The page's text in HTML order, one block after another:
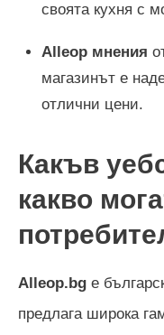
своята кухня с
Alleop мнения
магазинът е
отлични цени.
Какъв
какво
Alleop.bg е
предлага широка